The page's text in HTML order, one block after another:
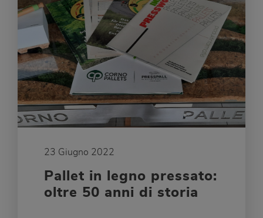
23 Giugno 2022
Pallet in legno pressato:
oltre 50 anni di storia